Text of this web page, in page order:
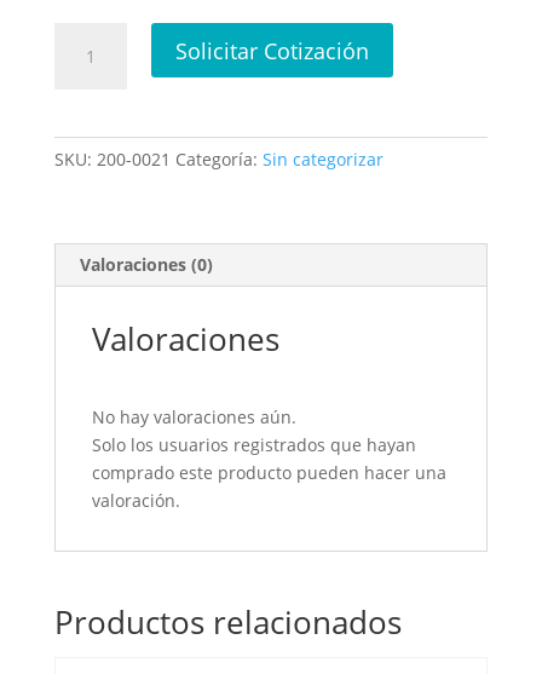
ensaladera
Solicitar Cotización
SKU: 200-0021 Categoría: Sin categorizar
Valoraciones (0)
Valoraciones
No hay valoraciones aún.
Solo los usuarios registrados que hayan
comprado este producto pueden hacer una
valoración.
Productos relacionados